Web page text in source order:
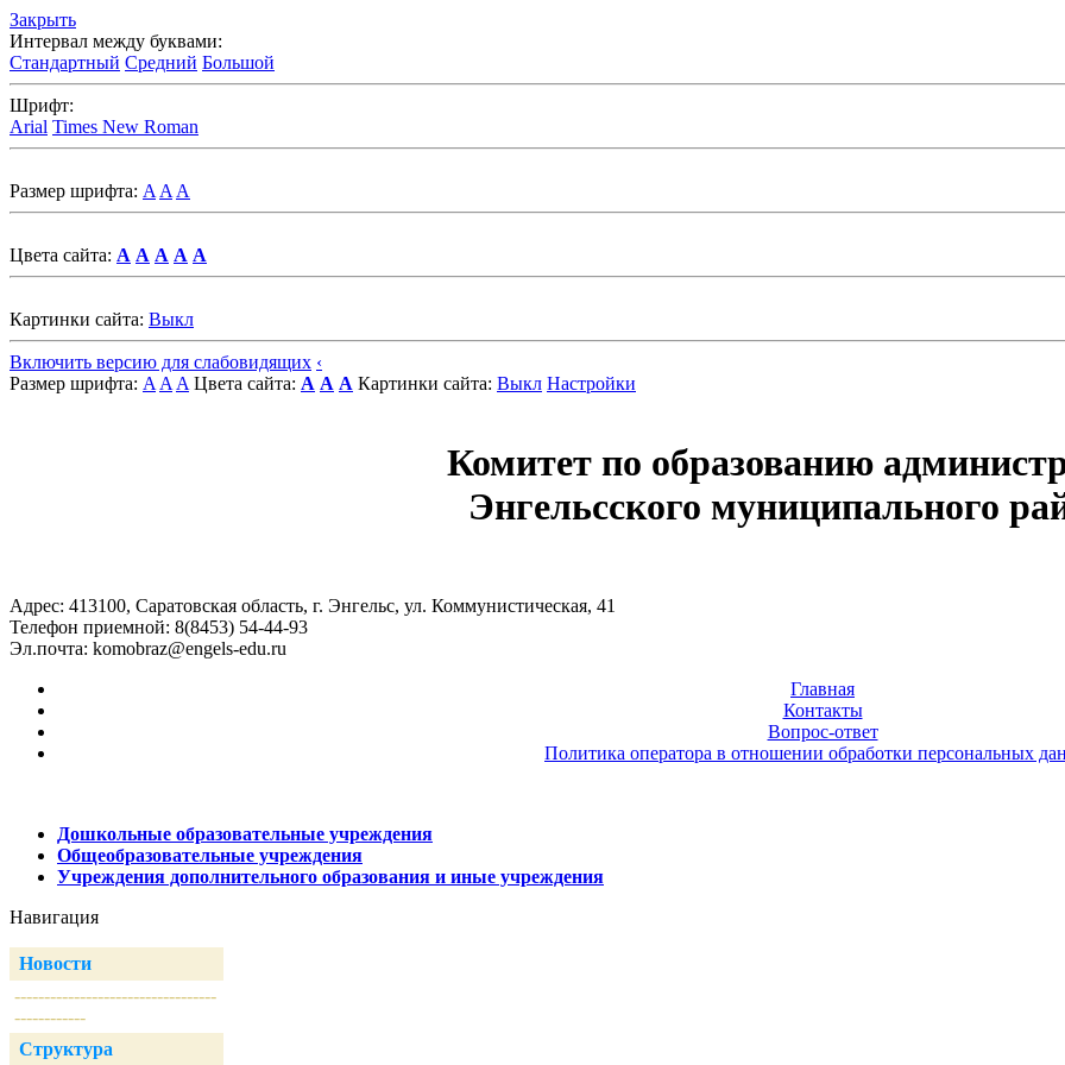
Закрыть
Интервал между буквами:
Стандартный Средний Большой
Шрифт:
Arial Times New Roman
Размер шрифта: A A A
Цвета сайта: A A A A A
Картинки сайта: Выкл
Включить версию для слабовидящих ‹
Размер шрифта: A A A Цвета сайта: A A A Картинки сайта: Выкл Настройки
Комитет по образованию
Энгельcского муниципального
Адрес: 413100, Саратовская область, г. Энгельс, ул. Коммунистическая, 41
Телефон приемной: 8(8453) 54-44-93
Эл.почта: komobraz@engels-edu.ru
Главная
Контакты
Вопрос-ответ
Политика оператора в отношении обработки персональных
Дошкольные образовательные учреждения
Общеобразовательные учреждения
Учреждения дополнительного образования и иные учреждения
Навигация
Новости
----------------------------------
------------
Структура